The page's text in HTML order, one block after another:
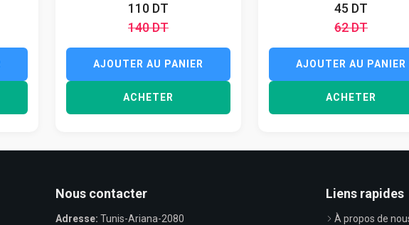
110 DT
140 DT
AJOUTER AU PANIER
ACHETER
45 DT
62 DT
AJOUTER AU PANIER
ACHETER
Nous contacter
Adresse: Tunis-Ariana-2080
Liens rapides
À propos de